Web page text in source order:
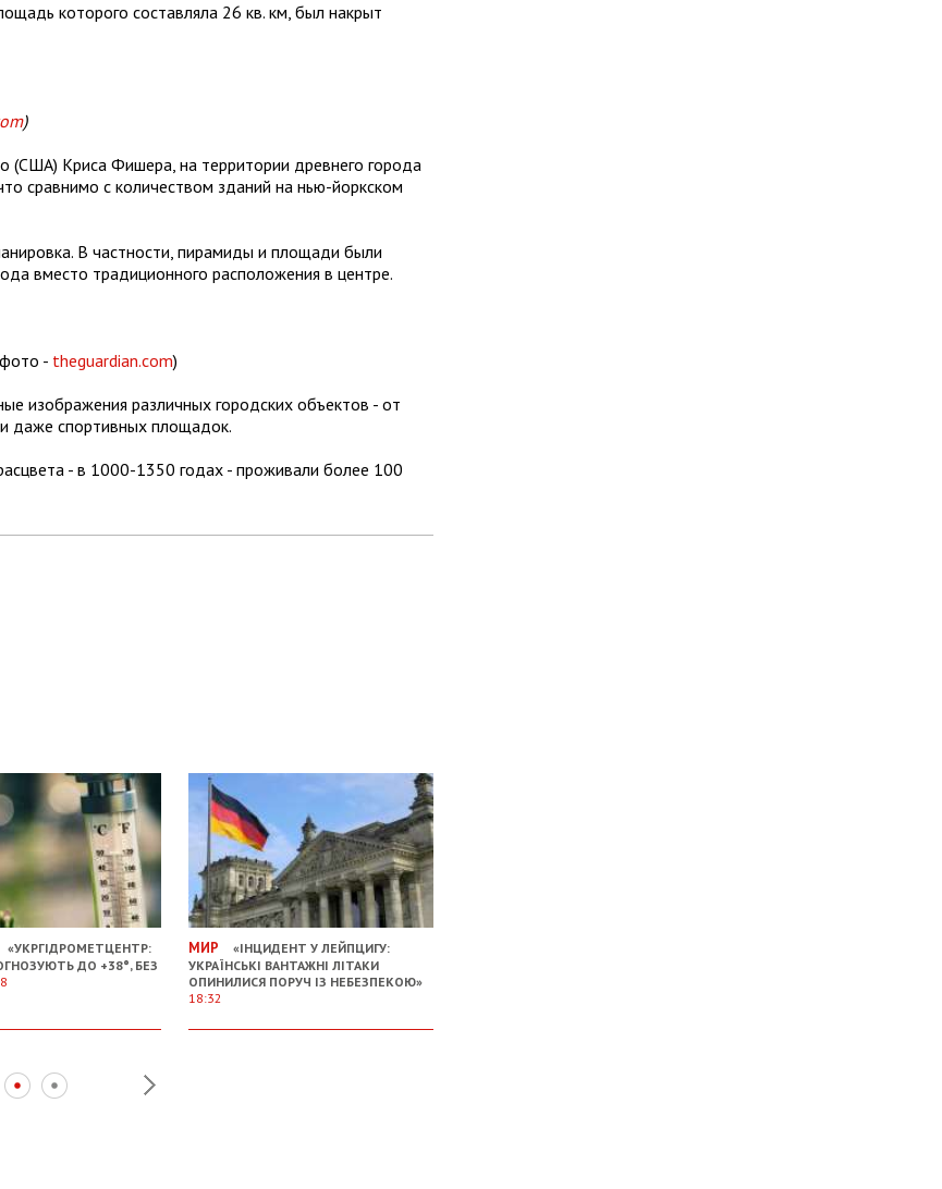
которого составляла 26 кв. км, был накрыт
)
(США) Криса Фишера, на территории древнего города
сравнимо с количеством зданий на нью-йоркском
В частности, пирамиды и площади были
вместо традиционного расположения в центре.
- theguardian.com)
изображения различных городских объектов - от
даже спортивных площадок.
- в 1000-1350 годах - проживали более 100
«УКРГІДРОМЕТЦЕНТР:
ДО +38°, БЕЗ
МИР
«ІНЦИДЕНТ У ЛЕЙПЦИГУ:
УКРАЇНСЬКІ ВАНТАЖНІ ЛІТАКИ
ОПИНИЛИСЯ ПОРУЧ ІЗ НЕБЕЗПЕКОЮ»
18:32